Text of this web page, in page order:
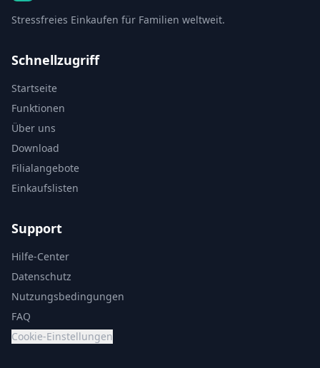
Stressfreies Einkaufen für Familien weltweit.
Schnellzugriff
Startseite
Funktionen
Über uns
Download
Filialangebote
Einkaufslisten
Support
Hilfe-Center
Datenschutz
Nutzungsbedingungen
FAQ
Cookie-Einstellungen